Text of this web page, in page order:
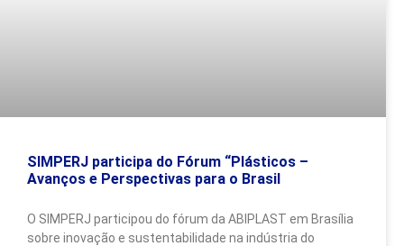
SIMPERJ participa do Fórum “Plásticos –
Avanços e Perspectivas para o Brasil
O SIMPERJ participou do fórum da ABIPLAST em Brasília
sobre inovação e sustentabilidade na indústria do